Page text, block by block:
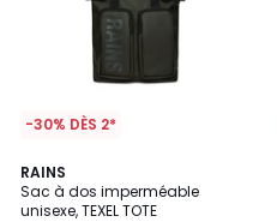
-30% DÈS 2*
RAINS
Sac à dos imperméable
unisexe, TEXEL TOTE
2
Couleurs